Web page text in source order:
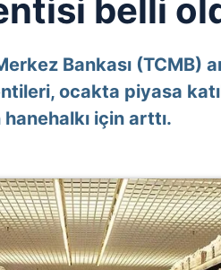
belli
Bankası (TCMB)
ocakta piyasa
için arttı.